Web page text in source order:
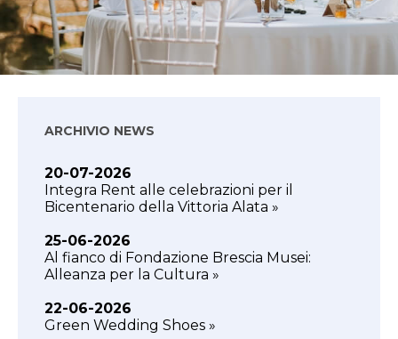
ARCHIVIO NEWS
20-07-2026
Integra Rent alle celebrazioni per il
Bicentenario della Vittoria Alata »
25-06-2026
Al fianco di Fondazione Brescia Musei:
Alleanza per la Cultura »
22-06-2026
Green Wedding Shoes »